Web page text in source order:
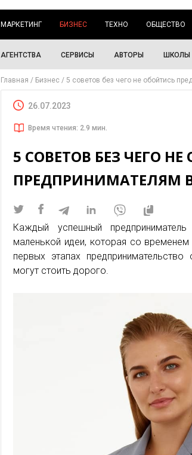
МАРКЕТИНГ БИЗНЕС ТЕХНО ОБЩЕСТВО
АГЕНТСТВА СЕРВИСЫ АВТОРЫ ШКОЛЫ
Главная Бизнес 5 советов без чего не обойтись
26.07.2023
Время чтения: 2.9 мин.
5 СОВЕТОВ БЕЗ ЧЕГО
ПРЕДПРИНИМАТЕЛЯМ
Каждый успешный
маленькой идеи, которая со
первых этапах
могут стоить дорого.